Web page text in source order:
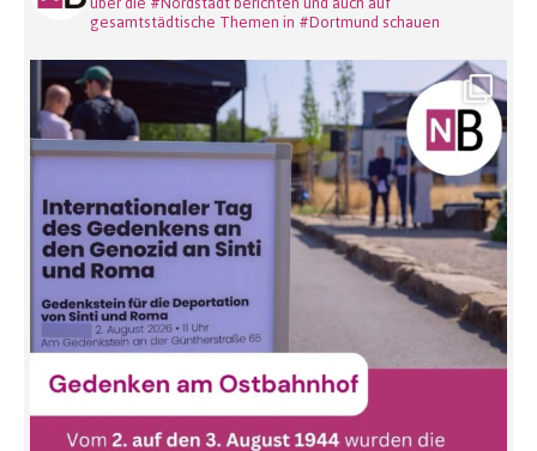
gesamtstädtische Themen in #Dortmund schauen